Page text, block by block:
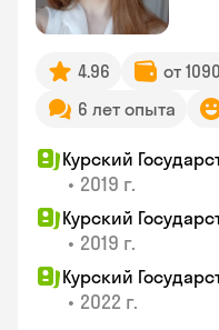
4.96
от
6 лет опыта
Курский
• 2019 г.
Курский
• 2019 г.
Курский
• 2022 г.